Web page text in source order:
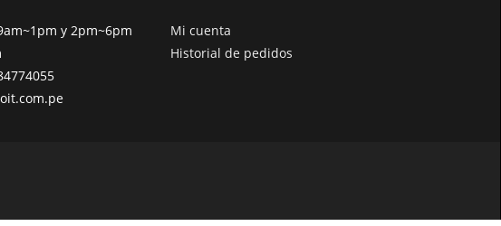
y 2pm~6pm
Mi cuenta
Historial de pedidos